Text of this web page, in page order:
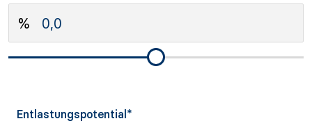
Entlastungspotential*